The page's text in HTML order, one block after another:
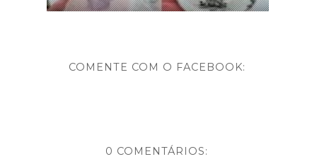
COMENTE COM O FACEBOOK:
0 COMENTÁRIOS: